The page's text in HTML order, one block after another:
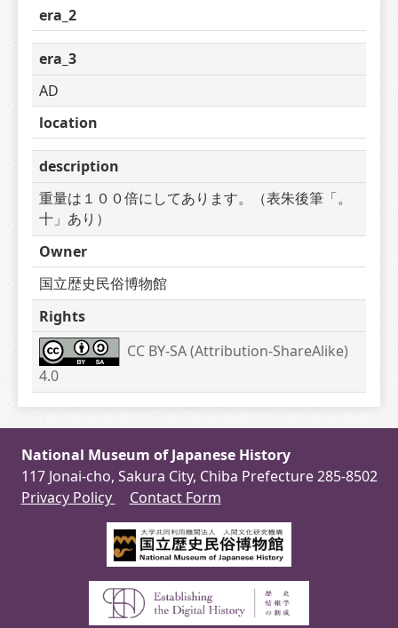
era_2
era_3
AD
location
description
重量は１００倍にしてあります。（表朱後筆「。
十」あり）
Owner
国立歴史民俗博物館
Rights
CC BY-SA (Attribution-ShareAlike)
4.0
National Museum of Japanese History
117 Jonai-cho, Sakura City, Chiba Prefecture 285-8502
Privacy Policy
Contact Form